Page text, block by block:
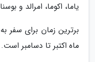
یاما، اکوما، امرالد و
برترین زمان برای سفر
ماه اکتبر تا دسامبر است.